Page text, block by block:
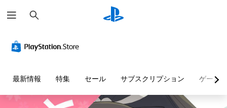
索
最新情報 特集 セール サブスクリプション ゲーム